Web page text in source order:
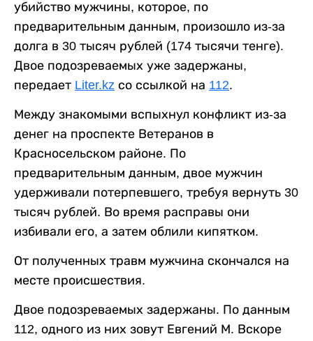
убийство мужчины, которое, по
предварительным данным, произошло из-за
долга в 30 тысяч рублей (174 тысячи тенге).
Двое подозреваемых уже задержаны,
передает Liter.kz со ссылкой на 112.
Между знакомыми вспыхнул конфликт из-за
денег на проспекте Ветеранов в
Красносельском районе. По
предварительным данным, двое мужчин
удерживали потерпевшего, требуя вернуть 30
тысяч рублей. Во время расправы они
избивали его, а затем облили кипятком.
От полученных травм мужчина скончался на
месте происшествия.
Двое подозреваемых задержаны. По данным
112, одного из них зовут Евгений М. Вскоре